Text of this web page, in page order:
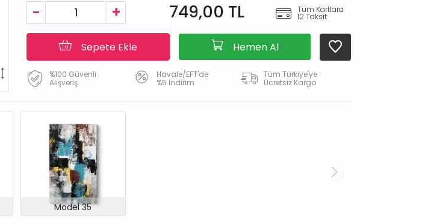
- + 749,00 TL Tüm Kartlara
12 Taksit
Sepete Ekle Hemen Al
%100 Güvenli
Alışveriş
Havale/EFT'de
%5 İndirim
Tüm Türkiye'ye
Ücretsiz Kargo
Model 35